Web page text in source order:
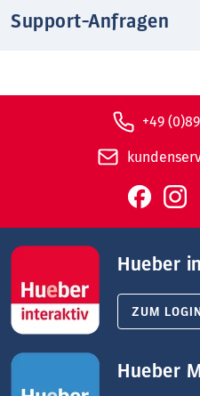
Support-Anfragen
+49
Hueber
ZUM LOGIN
Hueber